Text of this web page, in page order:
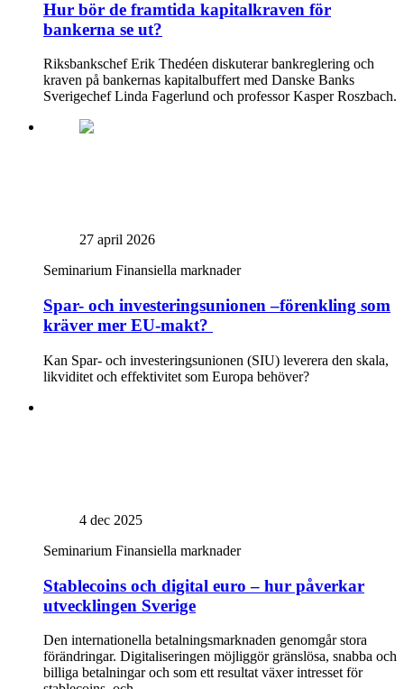
Hur bör de framtida kapitalkraven för
bankerna se ut?
Riksbankschef Erik Thedéen diskuterar bankreglering och
kraven på bankernas kapitalbuffert med Danske Banks
Sverigechef Linda Fagerlund och professor Kasper Roszbach.
27 april 2026
Seminarium Finansiella marknader
Spar- och investeringsunionen –förenkling som
kräver mer EU-makt?
Kan Spar- och investeringsunionen (SIU) leverera den skala,
likviditet och effektivitet som Europa behöver?
4 dec 2025
Seminarium Finansiella marknader
Stablecoins och digital euro – hur påverkar
utvecklingen Sverige
Den internationella betalningsmarknaden genomgår stora
förändringar. Digitaliseringen möjliggör gränslösa, snabba och
billiga betalningar och som ett resultat växer intresset för